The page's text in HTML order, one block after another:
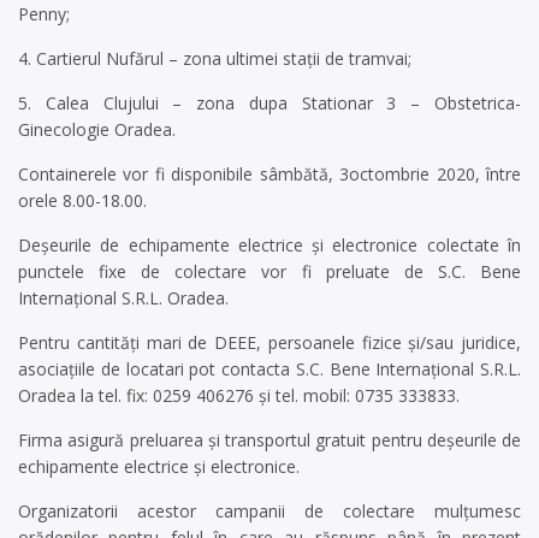
Penny;
4. Cartierul Nufărul – zona ultimei staţii de tramvai;
5. Calea Clujului – zona dupa Stationar 3 – Obstetrica-
Ginecologie Oradea.
Containerele vor fi disponibile sâmbătă, 3octombrie 2020, între
orele 8.00-18.00.
Deşeurile de echipamente electrice şi electronice colectate în
punctele fixe de colectare vor fi preluate de S.C. Bene
Internaţional S.R.L. Oradea.
Pentru cantităţi mari de DEEE, persoanele fizice şi/sau juridice,
asociaţiile de locatari pot contacta S.C. Bene Internaţional S.R.L.
Oradea la tel. fix: 0259 406276 și tel. mobil: 0735 333833.
Firma asigură preluarea şi transportul gratuit pentru deşeurile de
echipamente electrice şi electronice.
Organizatorii acestor campanii de colectare mulţumesc